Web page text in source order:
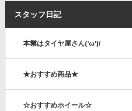
スタッフ日記
本業はタイヤ屋さん('ω')/
★おすすめ商品★
☆おすすめホイール☆